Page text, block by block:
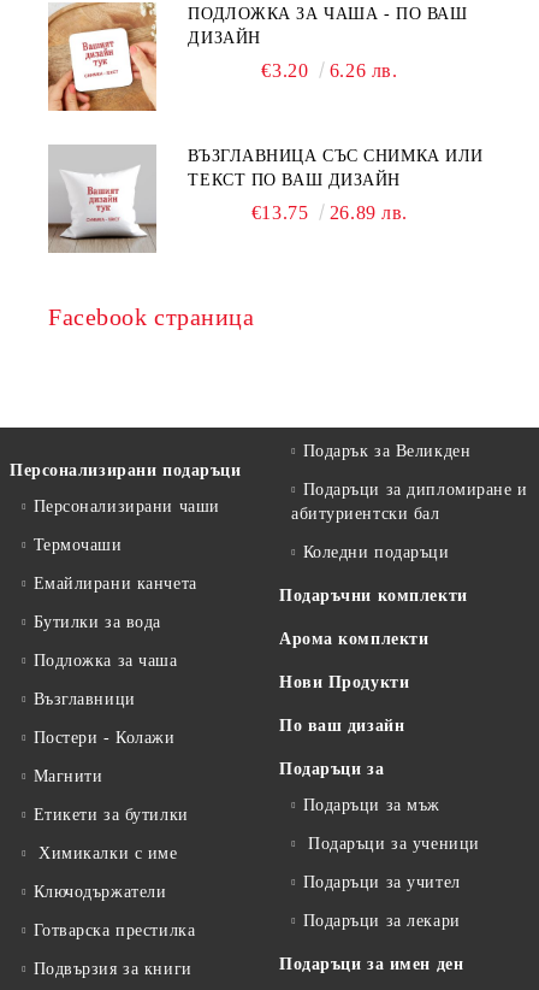
ПОДЛОЖКА ЗА ЧАША - ПО ВАШ
ДИЗАЙН
€3.20 6.26 лв.
ВЪЗГЛАВНИЦА СЪС СНИМКА ИЛИ
ТЕКСТ ПО ВАШ ДИЗАЙН
€13.75 26.89 лв.
Facebook страница
Персонализирани подаръци
Персонализирани чаши
Термочаши
Емайлирани канчета
Бутилки за вода
Подложка за чаша
Възглавници
Постери - Колажи
Магнити
Етикети за бутилки
Химикалки с име
Ключодържатели
Готварска престилка
Подвързия за книги
Подарък за Великден
Подаръци за дипломиране и
абитуриентски бал
Коледни подаръци
Подаръчни комплекти
Арома комплекти
Нови Продукти
По ваш дизайн
Подаръци за
Подаръци за мъж
Подаръци за ученици
Подаръци за учител
Подаръци за лекари
Подаръци за имен ден